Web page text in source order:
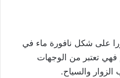
على شكل نافورة ماء في
تعتبر من الوجهات
الزوار والسياح.